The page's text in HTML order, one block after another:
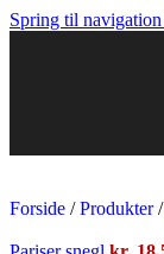
Spring til navigation
Se alt
Forside / Produkter/